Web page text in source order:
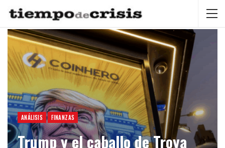
ANÁLISIS FINANZAS
Trump y el caballo de Troya